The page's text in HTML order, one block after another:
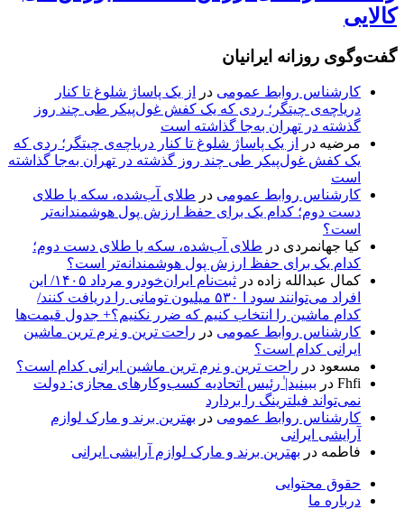
کالایی
گفت‌وگوی روزانه ایرانیان
کارشناس روابط عمومی در
از یک پاساژ شلوغ تا کنار
دریاچه‌ی چیتگر؛ ردی که یک کفش غول‌پیکر طی چند روز
گذشته در تهران به‌جا گذاشته است
مرضیه در
از یک پاساژ شلوغ تا کنار دریاچه‌ی چیتگر؛ ردی که
یک کفش غول‌پیکر طی چند روز گذشته در تهران به‌جا گذاشته
است
کارشناس روابط عمومی در طلای آب‌شده، سکه یا طلای
دست دوم؛ کدام یک برای حفظ ارزش پول هوشمندانه‌تر
است؟
کیا جهانمردی در طلای آب‌شده، سکه یا طلای دست دوم؛
کدام یک برای حفظ ارزش پول هوشمندانه‌تر است؟
کمال عبدالله زاده در
ثبت‌نام ایران‌خودرو مرداد ۱۴۰۵/ این
افراد می‌توانند سود ا ۵۳۰ میلیون تومانی را دریافت کنند/
کدام ماشین را انتخاب کنیم که ضرر نکنیم؟+ جدول قیمت‌ها
کارشناس روابط عمومی در راحت ترین و نرم ترین ماشین
ایرانی کدام است؟
مسعود در راحت ترین و نرم ترین ماشین ایرانی کدام است؟
Fhfi در ببینید| ٰرئیس اتحادیه کسب‌وکارهای مجازی: دولت
نمی‌تواند فیلترینگ را بردارد
کارشناس روابط عمومی در بهترین برند و مارک لوازم
آرایشی ایرانی
فاطمه در بهترین برند و مارک لوازم آرایشی ایرانی
حقوق محتوایی
درباره ما